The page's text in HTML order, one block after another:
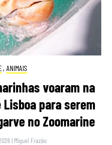
, ANIMAIS
voaram na
Lisboa para serem
no Zoomarine
| Miguel Frazão